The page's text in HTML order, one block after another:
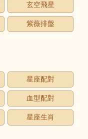
玄空飛星
紫薇排盤
星座配對
血型配對
星座生肖